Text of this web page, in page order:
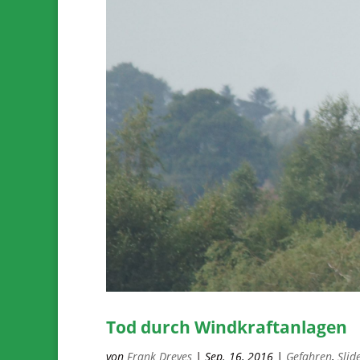
Tod durch Windkraftanlagen
von Frank Dreves | Sep. 16, 2016 | Gefahren,